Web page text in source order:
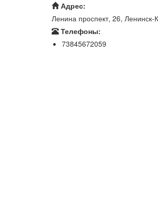
Адрес:
Ленина проспект, 26, Ленинск-
Телефоны:
73845672059